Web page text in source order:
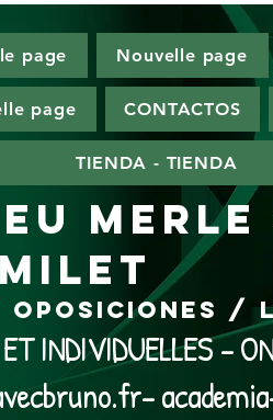
page Nouvelle page
page CONTACTOS
TIENDA - TIENDA
MILET
/ Oposiciones
INDIVIDUELLES -